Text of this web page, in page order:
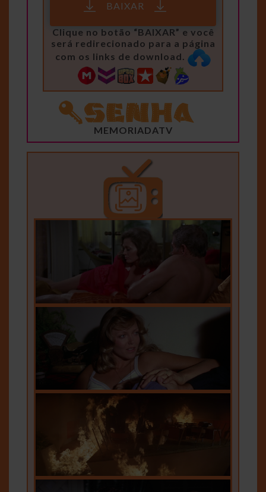
BAIXAR
Clique no botão “BAIXAR” e você
será redirecionado para a página
com os links de download.
MEMORIADATV